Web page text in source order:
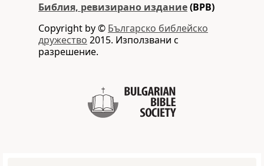
Библия, ревизирано издание(BPB)
Copyright by © Българско библейско
дружество 2015. Използвани с
разрешение.